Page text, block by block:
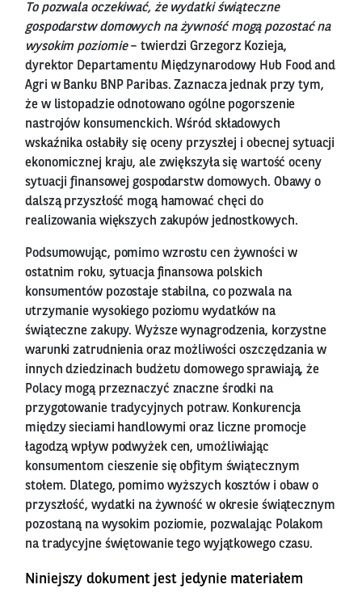
To pozwala oczekiwać, że wydatki świąteczne
gospodarstw domowych na żywność mogą pozostać na
wysokim poziomie– twierdzi Grzegorz Kozieja,
dyrektor Departamentu Międzynarodowy Hub Food and
Agri w Banku BNP Paribas. Zaznacza jednak przy tym,
że w listopadzie odnotowano ogólne pogorszenie
nastrojów konsumenckich. Wśród składowych
wskaźnika osłabiły się oceny przyszłej i obecnej sytuacji
ekonomicznej kraju, ale zwiększyła się wartość oceny
sytuacji finansowej gospodarstw domowych. Obawy o
dalszą przyszłość mogą hamować chęci do
realizowania większych zakupów jednostkowych.
Podsumowując, pomimo wzrostu cen żywności w
ostatnim roku, sytuacja finansowa polskich
konsumentów pozostaje stabilna, co pozwala na
utrzymanie wysokiego poziomu wydatków na
świąteczne zakupy. Wyższe wynagrodzenia, korzystne
warunki zatrudnienia oraz możliwości oszczędzania w
innych dziedzinach budżetu domowego sprawiają, że
Polacy mogą przeznaczyć znaczne środki na
przygotowanie tradycyjnych potraw. Konkurencja
między sieciami handlowymi oraz liczne promocje
łagodzą wpływ podwyżek cen, umożliwiając
konsumentom cieszenie się obfitym świątecznym
stołem. Dlatego, pomimo wyższych kosztów i obaw o
przyszłość, wydatki na żywność w okresie świątecznym
pozostaną na wysokim poziomie, pozwalając Polakom
na tradycyjne świętowanie tego wyjątkowego czasu.
Niniejszy dokument jest jedynie materiałem